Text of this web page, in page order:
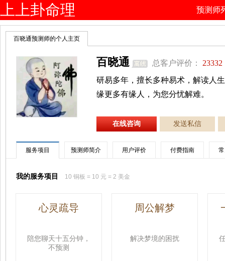
上上卦命理
网
预测师
百晓通预测师的个人主页
百晓通 总客户评价： 23332
研易多年，擅长多种易术，解读人
缘更多有缘人，为您分忧解难。
在线咨询 发送私信
服务项目 预测师简介 用户评价 付费指南
我的服务项目 10 铜板 = 10 元 = 2 美金
心灵疏导
陪您聊天十五分钟，
不预测
周公解梦
解决梦境的困扰